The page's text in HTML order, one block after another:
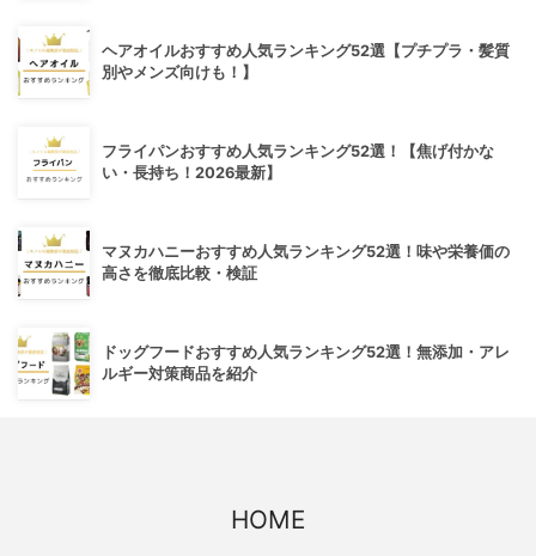
ヘアオイルおすすめ人気ランキング52選【プチプラ・髪質
別やメンズ向けも！】
フライパンおすすめ人気ランキング52選！【焦げ付かな
い・長持ち！2026最新】
マヌカハニーおすすめ人気ランキング52選！味や栄養価の
高さを徹底比較・検証
ドッグフードおすすめ人気ランキング52選！無添加・アレ
ルギー対策商品を紹介
HOME